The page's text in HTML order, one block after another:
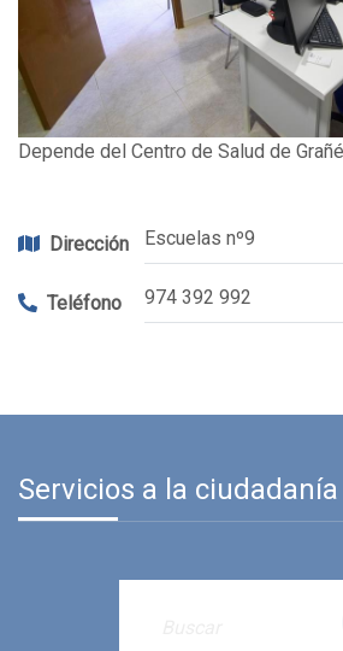
Depende del Centro de Salud de
Dirección Escuelas nº9
Teléfono 974 392 992
Servicios a la ciudadanía